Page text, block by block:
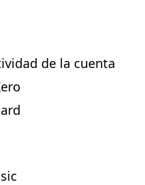
de la cuenta